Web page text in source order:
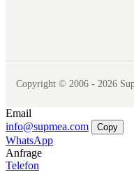
Copyright © 2006 - 2026
Email
info@supmea.com
Copy
WhatsApp
Anfrage
Telefon